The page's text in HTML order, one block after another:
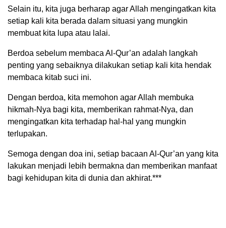
Selain itu, kita juga berharap agar Allah mengingatkan kita
setiap kali kita berada dalam situasi yang mungkin
membuat kita lupa atau lalai.
Berdoa sebelum membaca Al-Qur’an adalah langkah
penting yang sebaiknya dilakukan setiap kali kita hendak
membaca kitab suci ini.
Dengan berdoa, kita memohon agar Allah membuka
hikmah-Nya bagi kita, memberikan rahmat-Nya, dan
mengingatkan kita terhadap hal-hal yang mungkin
terlupakan.
Semoga dengan doa ini, setiap bacaan Al-Qur’an yang kita
lakukan menjadi lebih bermakna dan memberikan manfaat
bagi kehidupan kita di dunia dan akhirat.***